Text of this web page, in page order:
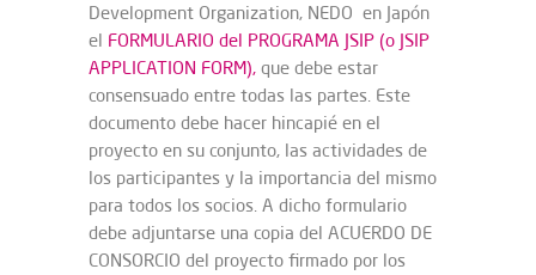
Development Organization, NEDO en Japón
el FORMULARIO del PROGRAMA JSIP (o JSIP
APPLICATION FORM), que debe estar
consensuado entre todas las partes. Este
documento debe hacer hincapié en el
proyecto en su conjunto, las actividades de
los participantes y la importancia del mismo
para todos los socios. A dicho formulario
debe adjuntarse una copia del ACUERDO DE
CONSORCIO del proyecto firmado por los